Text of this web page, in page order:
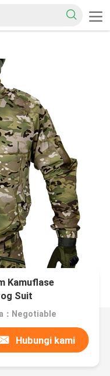
Kamuflase
Suit
：Negotiable
Hubungi kami